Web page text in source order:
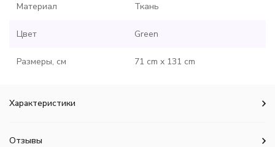
Материал Ткань
Цвет Green
Размеры, см 71 cm x 131 cm
Характеристики
Отзывы